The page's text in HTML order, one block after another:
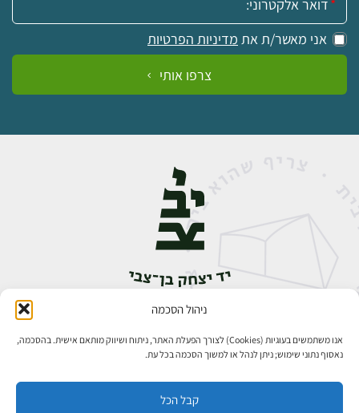
ניהול הסכמה
אנו משתמשים בעוגיות (Cookies) לצורך הפעלת האתר, ניתוח ושיווק מותאם אישית. בהסכמה,
נאסוף נתוני שימוש; ניתן לנהל או למשוך הסכמה בכל עת.
קבל הכל
אני מאשר/ת את מדיניות הפרטיות
צרפו אותי
אבן גבירול 14, רחביה, ירושלים